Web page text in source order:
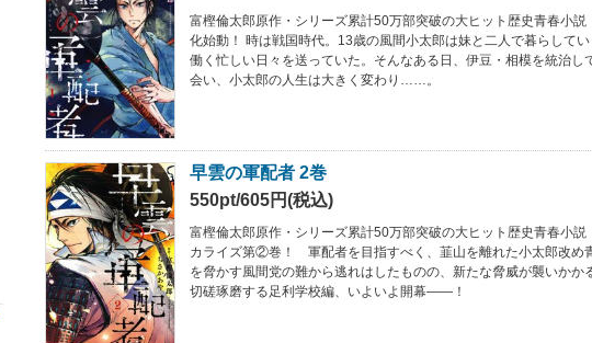
富樫倫太郎原作・シリーズ累計50万部突破の大ヒット歴史青春小説
化始動！ 時は戦国時代。13歳の風間小太郎は妹と二人で暮らして
働く忙しい日々を送っていた。そんなある日、伊豆・相模を統治し
会い、小太郎の人生は大きく変わり……。
早雲の軍配者 2巻
550pt/605円(税込)
富樫倫太郎原作・シリーズ累計50万部突破の大ヒット歴史青春小説
カライズ第②巻！ 軍配者を目指すべく、韮山を離れた小太郎改め
を脅かす風間党の難から逃れはしたものの、新たな脅威が襲いか
切磋琢磨する足利学校編、いよいよ開幕――！